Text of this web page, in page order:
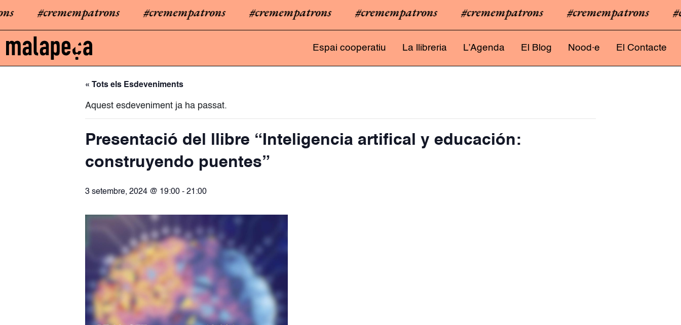
#cremempatrons #cremempatrons #cremempatrons #cremempatrons #cremempatrons #cremempatrons
Espai cooperatiu La llibreria L’Agenda El Blog Nood·e El Contacte
« Tots els Esdeveniments
Aquest esdeveniment ja ha passat.
Presentació del llibre “Inteligencia artifical y educación:
construyendo puentes”
3 setembre, 2024 @ 19:00 - 21:00